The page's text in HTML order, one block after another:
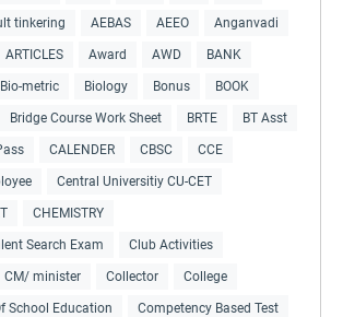
tinkering AEBAS AEEO Anganvadi
ARTICLES Award AWD BANK
Bio-metric Biology Bonus BOOK
Bridge Course Work Sheet BRTE BT Asst
CALENDER CBSC CCE
Central Universitiy CU-CET
CHEMISTRY
Search Exam Club Activities
CM/ minister Collector College
School Education Competency Based Test